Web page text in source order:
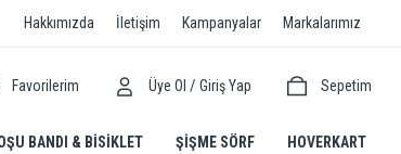
Hakkımızda İletişim Kampanyalar Markalarımız
Favorilerim Üye Ol / Giriş Yap Sepetim
BANDI & BISIKLET ŞIŞME SÖRF HOVERKART